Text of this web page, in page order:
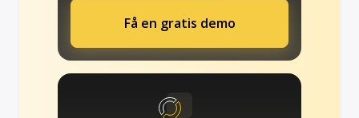
Få en gratis demo